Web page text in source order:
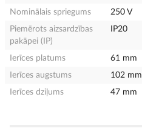
Nominālais spriegums
250 V
Piemērots aizsardzības
pakāpei (IP)
IP20
Ierīces platums
61 mm
Ierīces augstums
102 mm
Ierīces dziļums
47 mm